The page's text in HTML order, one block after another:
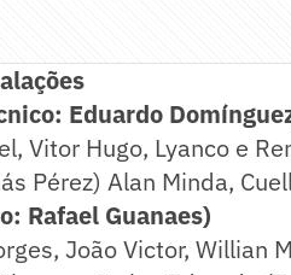
Eduardo
Vitor Hugo, Lyanco e
Pérez) Alan Minda,
Rafael Guanaes)
João Victor, Willian